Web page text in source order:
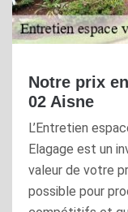
Notre prix
02 Aisne
L’Entretien
Elagage est un
valeur de votre
possible pour